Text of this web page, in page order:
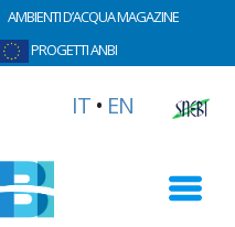
AMBIENTI D’ACQUA MAGAZINE
PROGETTI ANBI
IT • EN